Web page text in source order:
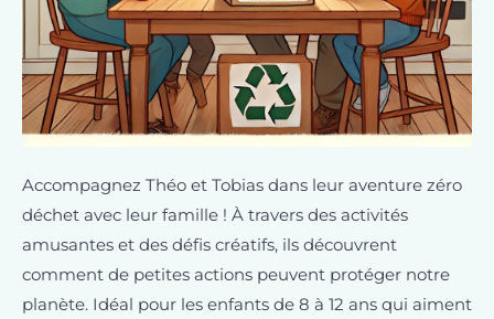
Accompagnez Théo et Tobias dans leur aventure zéro
déchet avec leur famille ! À travers des activités
amusantes et des défis créatifs, ils découvrent
comment de petites actions peuvent protéger notre
planète. Idéal pour les enfants de 8 à 12 ans qui aiment